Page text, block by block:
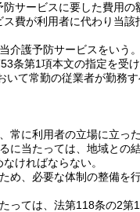
サービスに要した費用の
費が利用者に代わり当
護予防サービスをいう。
第1項本文の指定を受け
て常勤の従業者が勤務
に利用者の立場に立っ
当たっては、地域との
ければならない。
、必要な体制の整備を
ては、法第118条の2